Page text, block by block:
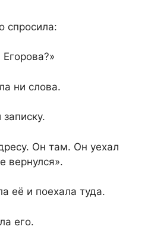
спросила:
ни слова.
Он там. Он уехал
вернулся».
её и поехала туда.
его.